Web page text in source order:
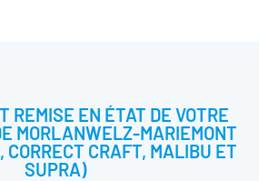
REMISE EN ÉTAT DE VOTRE
MORLANWELZ-MARIEMONT
CORRECT CRAFT, MALIBU ET
SUPRA)